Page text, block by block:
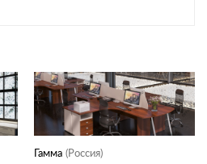
Гамма (Россия)